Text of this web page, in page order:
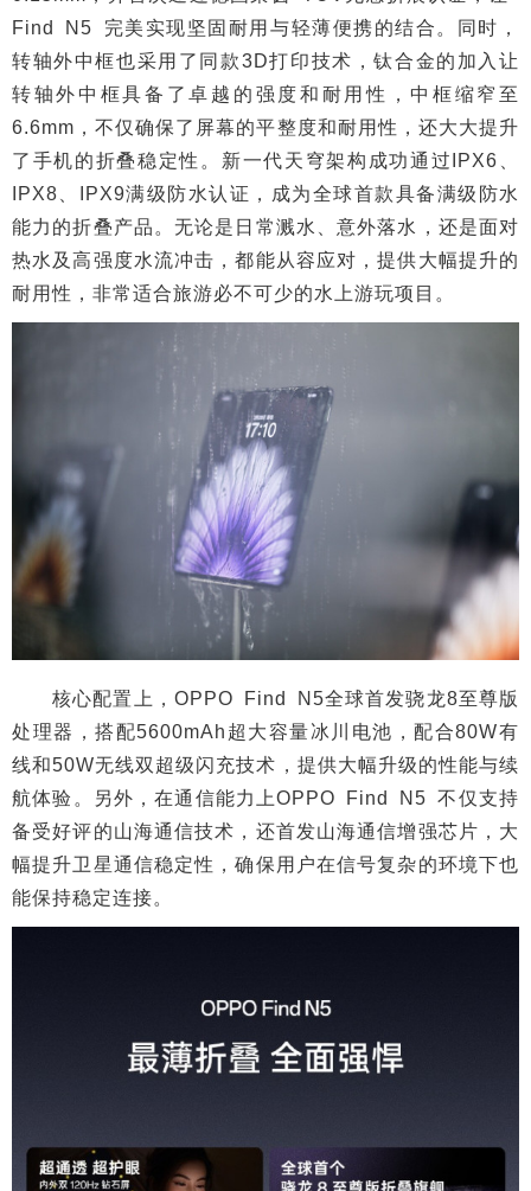
Find N5 完美实现坚固耐用与轻薄便携的结合。同时，
转轴外中框也采用了同款3D打印技术，钛合金的加入让
转轴外中框具备了卓越的强度和耐用性，中框缩窄至
6.6mm，不仅确保了屏幕的平整度和耐用性，还大大提升
了手机的折叠稳定性。新一代天穹架构成功通过IPX6、
IPX8、IPX9满级防水认证，成为全球首款具备满级防水
能力的折叠产品。无论是日常溅水、意外落水，还是面对
热水及高强度水流冲击，都能从容应对，提供大幅提升的
耐用性，非常适合旅游必不可少的水上游玩项目。
核心配置上，OPPO Find N5全球首发骁龙8至尊版
处理器，搭配5600mAh超大容量冰川电池，配合80W有
线和50W无线双超级闪充技术，提供大幅升级的性能与续
航体验。另外，在通信能力上OPPO Find N5 不仅支持
备受好评的山海通信技术，还首发山海通信增强芯片，大
幅提升卫星通信稳定性，确保用户在信号复杂的环境下也
能保持稳定连接。